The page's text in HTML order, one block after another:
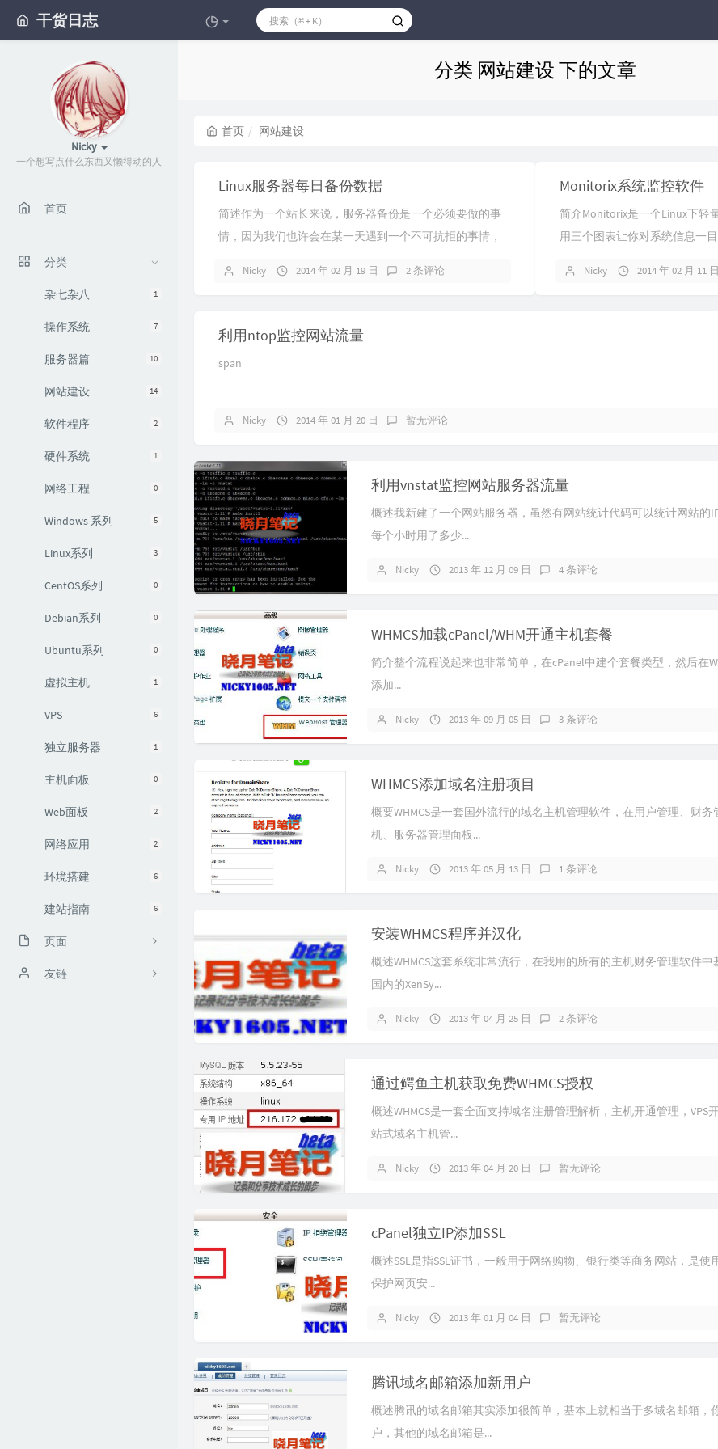
干货日志
Nicky
一个想写点什么东西又懒得动的人
首页
分类
1
杂七杂八
7
操作系统
10
服务器篇
14
网站建设
2
软件程序
1
硬件系统
0
网络工程
5
Windows 系列
3
Linux系列
0
CentOS系列
0
Debian系列
0
Ubuntu系列
1
虚拟主机
6
VPS
1
独立服务器
0
主机面板
2
Web面板
2
网络应用
6
环境搭建
6
建站指南
页面
关于友链
分类 网站建设 下的文章
首页 网站建设
Linux服务器每日备份数据
简述作为一个站长来说，服务器备份是一个必须要做的事
情，因为我们也许会在某一天遇到一个不可抗拒的事情，
Nicky 2014 年 02 月 19 日 2 条评论
Monitorix系统监控软件
简介Monitorix是一个Linux下轻
用三个图表让你对系统信息一
Nicky 2014 年 02 月 11 日
利用ntop监控网站流量
span
Nicky 2014 年 01 月 20 日 暂无评论
利用vnstat监控网站服务器流量
概述我新建了一个网站服务器，虽然有网站统计代码可以统计网站的
每个小时用了多少...
Nicky 2013 年 12 月 09 日 4 条评论
WHMCS加载cPanel/WHM开通主机套餐
简介整个流程说起来也非常简单，在cPanel中建个套餐类型，然后在
添加...
Nicky 2013 年 09 月 05 日 3 条评论
WHMCS添加域名注册项目
概要WHMCS是一套国外流行的域名主机管理软件，在用户管理、财
机、服务器管理面板...
Nicky 2013 年 05 月 13 日 1 条评论
安装WHMCS程序并汉化
概述WHMCS这套系统非常流行，在我用的所有的主机财务管理软件
国内的XenSy...
Nicky 2013 年 04 月 25 日 2 条评论
通过鳄鱼主机获取免费WHMCS授权
概述WHMCS是一套全面支持域名注册管理解析，主机开通管理，VPS
站式域名主机管...
Nicky 2013 年 04 月 20 日 暂无评论
cPanel独立IP添加SSL
概述SSL是指SSL证书，一般用于网络购物、银行类等商务网站，是使
保护网页安...
Nicky 2013 年 01 月 04 日 暂无评论
腾讯域名邮箱添加新用户
概述腾讯的域名邮箱其实添加很简单，基本上就相当于多域名邮箱，
户，其他的域名邮箱是...